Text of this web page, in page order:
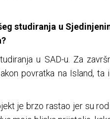
studiranja u
u SAD-u. Za
povratka na Island, ta
je brzo rastao jer su